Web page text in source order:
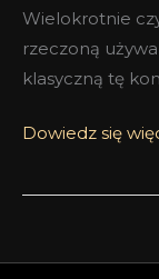
Wielokrotnie
rzeczoną
klasyczną tę
Dowiedz się